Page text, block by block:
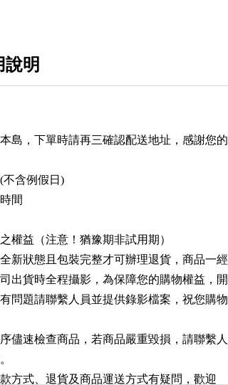
明
島，下單時請再三確認配送地址，感謝您的
不含例假日)
間
權益（注意！猶豫期非試用期）
新狀態且包裝完整才可辦理退貨，商品一經
出貨時全程攝影，為保障您的購物權益，開
問題請聯繫人員並提供錄影檔案，祝您購物
儘速檢查商品，若商品嚴重毀損，請聯繫人
方式、退貨及商品運送方式有疑問，歡迎